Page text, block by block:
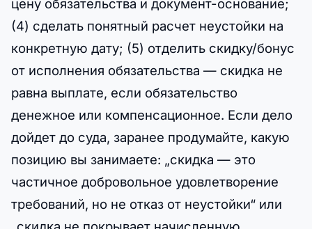
цену обязательства и документ-основание;
(4) сделать понятный расчет неустойки на
конкретную дату; (5) отделить скидку/бонус
от исполнения обязательства — скидка не
равна выплате, если обязательство
денежное или компенсационное. Если дело
дойдет до суда, заранее продумайте, какую
позицию вы занимаете: „скидка — это
частичное добровольное удовлетворение
требований, но не отказ от неустойки“ или